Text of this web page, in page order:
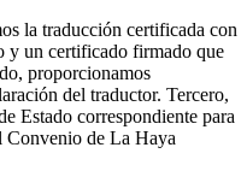
la traducción certificada con
y un certificado firmado que
proporcionamos
del traductor. Tercero,
Estado correspondiente para
Convenio de La Haya